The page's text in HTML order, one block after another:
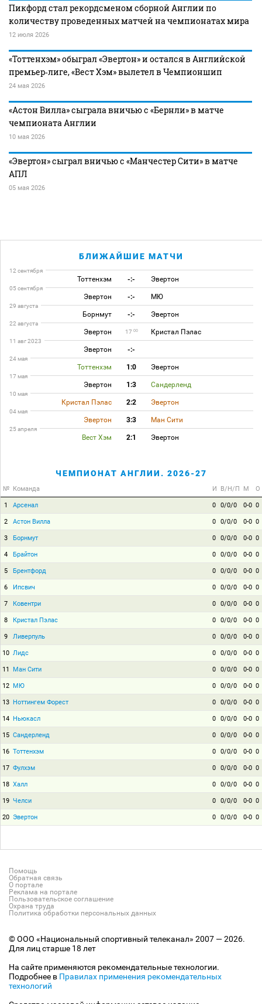
Пикфорд стал рекордсменом сборной Англии по
количеству проведенных матчей на чемпионатах мира
12 июля 2026
«Тоттенхэм» обыграл «Эвертон» и остался в Английской
премьер‑лиге, «Вест Хэм» вылетел в Чемпионшип
24 мая 2026
«Астон Вилла» сыграла вничью с «Бернли» в матче
чемпионата Англии
10 мая 2026
«Эвертон» сыграл вничью с «Манчестер Сити» в матче
АПЛ
05 мая 2026
БЛИЖАЙШИЕ МАТЧИ
12 сентября
Тоттенхэм -:- Эвертон
05 сентября
Эвертон -:- МЮ
29 августа
Борнмут -:- Эвертон
22 августа
Эвертон 17 00 Кристал Пэлас
11 авг 2023
Эвертон -:-
24 мая
Тоттенхэм 1:0 Эвертон
17 мая
Эвертон 1:3 Сандерленд
10 мая
Кристал Пэлас 2:2 Эвертон
04 мая
Эвертон 3:3 Ман Сити
25 апреля
Вест Хэм 2:1 Эвертон
ЧЕМПИОНАТ АНГЛИИ. 2026-27
№ Команда И В/Н/П М О
1 Арсенал 0 0/0/0 0-0 0
2 Астон Вилла 0 0/0/0 0-0 0
3 Борнмут 0 0/0/0 0-0 0
4 Брайтон 0 0/0/0 0-0 0
5 Брентфорд 0 0/0/0 0-0 0
6 Ипсвич 0 0/0/0 0-0 0
7 Ковентри 0 0/0/0 0-0 0
8 Кристал Пэлас 0 0/0/0 0-0 0
9 Ливерпуль 0 0/0/0 0-0 0
10 Лидс 0 0/0/0 0-0 0
11 Ман Сити 0 0/0/0 0-0 0
12 МЮ 0 0/0/0 0-0 0
13 Ноттингем Форест 0 0/0/0 0-0 0
14 Ньюкасл 0 0/0/0 0-0 0
15 Сандерленд 0 0/0/0 0-0 0
16 Тоттенхэм 0 0/0/0 0-0 0
17 Фулхэм 0 0/0/0 0-0 0
18 Халл 0 0/0/0 0-0 0
19 Челси 0 0/0/0 0-0 0
20 Эвертон 0 0/0/0 0-0 0
Помощь
Обратная связь
О портале
Реклама на портале
Пользовательское соглашение
Охрана труда
Политика обработки персональных данных
© ООО «Национальный спортивный телеканал» 2007 — 2026.
Для лиц старше 18 лет
На сайте применяются рекомендательные технологии.
Подробнее в Правилах применения рекомендательных
технологий